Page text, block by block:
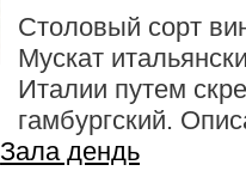
Столовый сорт
Мускат
Италии путем
гамбургский.
Зала дендь